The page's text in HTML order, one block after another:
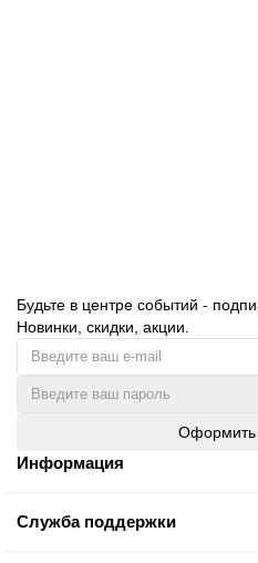
Будьте в центре событий -
Новинки, скидки, акции.
Оформить
Информация
Служба поддержки